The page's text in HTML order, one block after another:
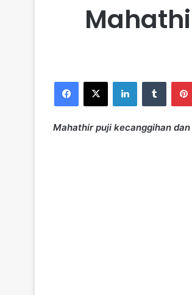
Mahathir puji kecanggihan